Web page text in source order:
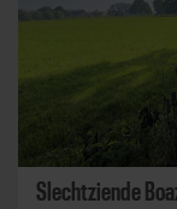
Slechtziende